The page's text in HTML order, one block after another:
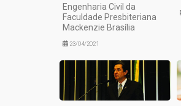
Engenharia Civil da
Faculdade Presbiteriana
Mackenzie Brasília
23/04/2021